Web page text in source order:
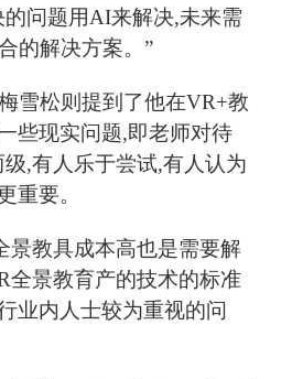
问题用AI来解决,未来需
的解决方案。”
雪松则提到了他在VR+教
些现实问题,即老师对待
,有人乐于尝试,有人认为
重要。
景教具成本高也是需要解
全景教育产的技术的标准
业内人士较为重视的问